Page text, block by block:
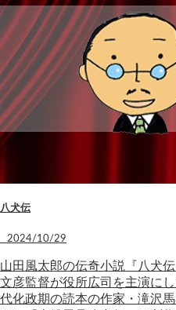
八犬伝
2024/10/29
山田風太郎の伝奇小説『八犬
文彦監督が役所広司を主演に
代化政期の読本の作家・滝沢